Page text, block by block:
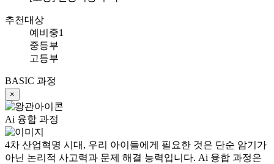
추천대상
예비중1
중등부
고등부
BASIC 과정
×
Ai 융합 과정
4차 산업혁명 시대, 우리 아이들에게 필요한 것은 단순 암기가
아닌 논리적 사고력과 문제 해결 능력입니다. Ai 융합 과정은